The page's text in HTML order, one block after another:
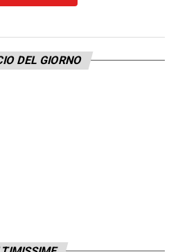
DEL GIORNO